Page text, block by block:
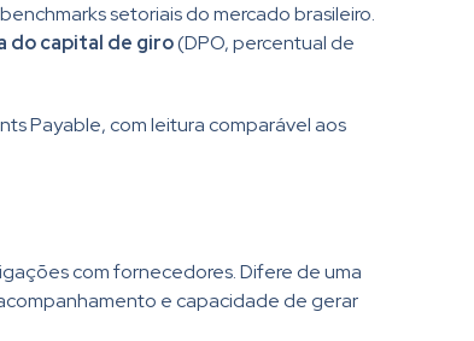
setoriais do mercado brasileiro.
do capital de giro(DPO, percentual de
Payable, com leitura comparável aos
com fornecedores. Difere de uma
e capacidade de gerar